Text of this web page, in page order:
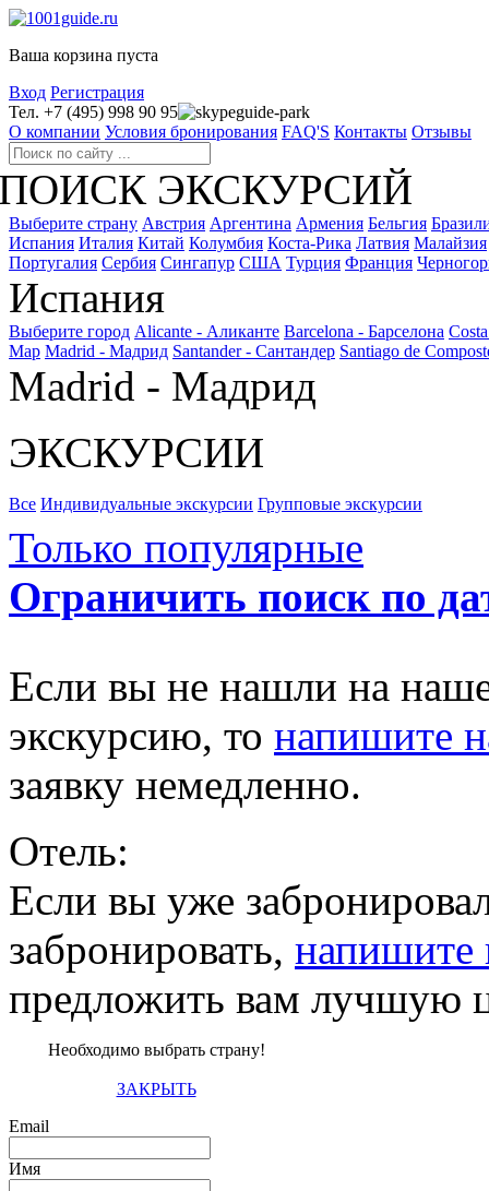
Ваша корзина пуста
Вход Регистрация
Тел. +7 (495) 998 90 95
guide-park
О компании Условия бронирования FAQ'S Контакты Отзывы
ЭКСКУРСИЙ
Выберите страну Австрия Аргентина Армения Бельгия
Испания Италия Китай Колумбия Коста-Рика Латвия Малайзия
Португалия Сербия Сингапур США Турция Франция
Испания
Выберите город Alicante - Аликанте Barcelona - Барселона
Мар Madrid - Мадрид Santander - Сантандер Santiago de
Madrid - Мадрид
ЭКСКУРСИИ
Все Индивидуальные экскурсии Групповые экскурсии
Только популярные
Ограничить поиск по
Если вы не нашли на
экскурсию, то напишите
заявку немедленно.
Отель:
Если вы уже
забронировать, напишите
предложить вам лучшую
Необходимо выбрать страну!
ЗАКРЫТЬ
Email
Имя